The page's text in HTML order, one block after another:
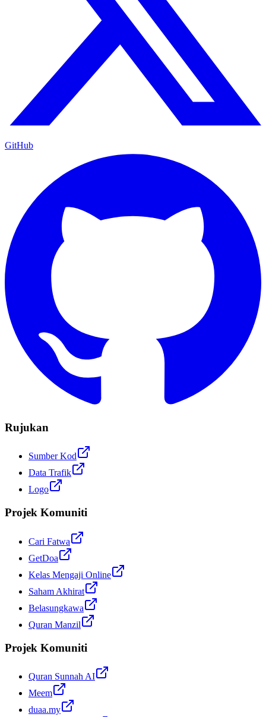
GitHub
Rujukan
Sumber Kod
Data Trafik
Logo
Projek Komuniti
Cari Fatwa
GetDoa
Kelas Mengaji Online
Saham Akhirat
Belasungkawa
Quran Manzil
Projek Komuniti
Quran Sunnah AI
Meem
duaa.my